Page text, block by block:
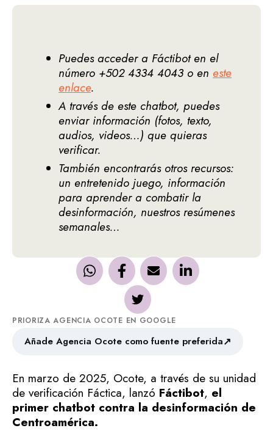
Puedes acceder a Fáctibot en el
número +502 4334 4043 o en este
enlace.
A través de este chatbot, puedes
enviar información (fotos, texto,
audios, videos…) que quieras
verificar.
También encontrarás otros recursos:
un entretenido juego, información
para aprender a combatir la
desinformación, nuestros resúmenes
semanales…
PRIORIZA AGENCIA OCOTE EN GOOGLE
Añade Agencia Ocote como fuente preferida↗
En marzo de 2025, Ocote, a través de su unidad
de verificación Fáctica, lanzó Fáctibot, el
primer chatbot contra la desinformación de
Centroamérica.